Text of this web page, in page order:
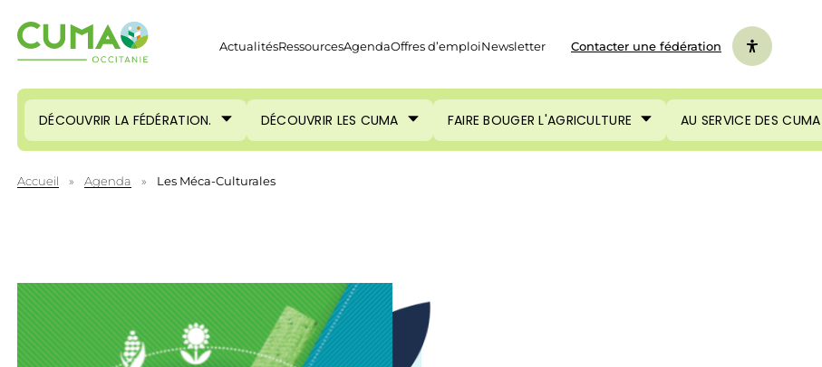
ActualitésRessourcesAgendaOffres d’emploiNewsletter Contacter une fédération
DÉCOUVRIR LA FÉDÉRATION. DÉCOUVRIR LES CUMA FAIRE BOUGER L'AGRICULTURE AU SERVICE DES CUMA
Accueil » Agenda » Les Méca-Culturales